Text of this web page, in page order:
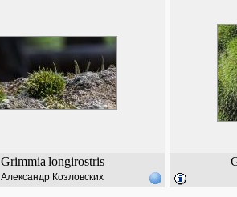
Grimmia longirostris
Александр Козловских